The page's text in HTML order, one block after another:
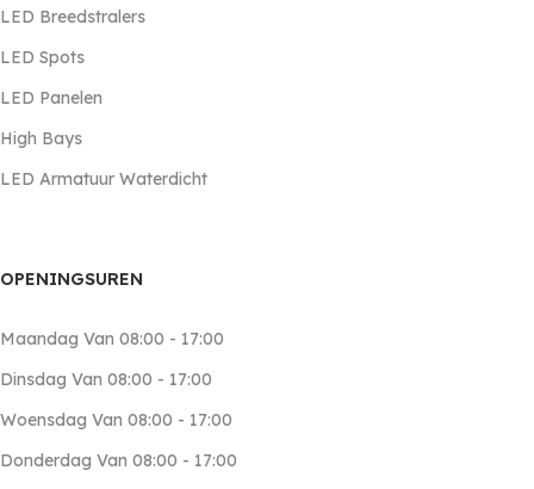
LED Breedstralers
LED Spots
LED Panelen
High Bays
LED Armatuur Waterdicht
OPENINGSUREN
Maandag Van 08:00 - 17:00
Dinsdag Van 08:00 - 17:00
Woensdag Van 08:00 - 17:00
Donderdag Van 08:00 - 17:00